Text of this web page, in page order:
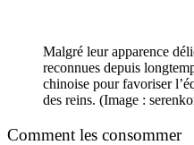
Malgré leur apparence
reconnues depuis
chinoise pour favoriser
des reins. (Image :
Comment les consommer